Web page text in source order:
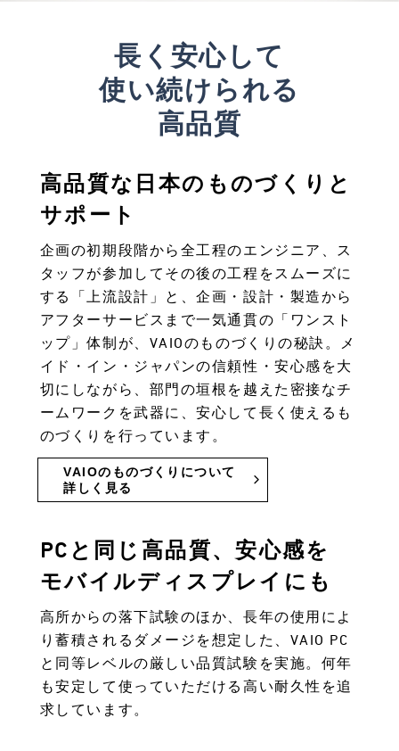
長く安心して
使い続けられる
高品質
高品質な日本のものづくりと
サポート
企画の初期段階から全工程のエンジニア、ス
タッフが参加してその後の工程をスムーズに
する「上流設計」と、企画・設計・製造から
アフターサービスまで一気通貫の「ワンスト
ップ」体制が、VAIOのものづくりの秘訣。メ
イド・イン・ジャパンの信頼性・安心感を大
切にしながら、部門の垣根を越えた密接なチ
ームワークを武器に、安心して長く使えるも
のづくりを行っています。
VAIOのものづくりについて
詳しく見る
PCと同じ高品質、安心感を
モバイルディスプレイにも
高所からの落下試験のほか、長年の使用によ
り蓄積されるダメージを想定した、VAIO PC
と同等レベルの厳しい品質試験を実施。何年
も安定して使っていただける高い耐久性を追
求しています。